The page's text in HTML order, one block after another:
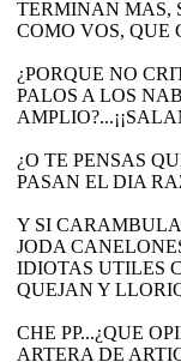
TERMINAN MAS,
COMO VOS, QUE
¿PORQUE NO
PALOS A LOS
¿O TE PENSAS
PASAN EL DIA
Y SI CARAMBULA
JODA
IDIOTAS UTILES
QUEJAN Y
CHE PP...¿QUE
ARTERA DE